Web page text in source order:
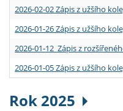
2026-02-02 Zápis z užšího
2026-01-26 Zápis z užšího
2026-01-12 Zápis z
2026-01-05 Zápis z užšího
Rok 2025